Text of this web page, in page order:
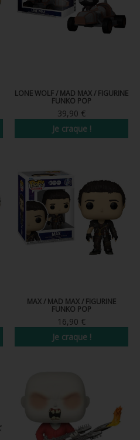
ANNEAUX
LONE WOLF / MAD MAX / FIGURINE
FUNKO POP
39,90 €
Je craque !
MAX / MAD MAX / FIGURINE
FUNKO POP
16,90 €
Je craque !